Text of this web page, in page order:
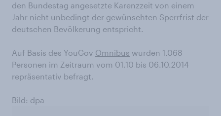
den Bundestag angesetzte Karenzzeit von einem
Jahr nicht unbedingt der gewünschten Sperrfrist der
deutschen Bevölkerung entspricht.
Auf Basis des YouGov Omnibus wurden 1.068
Personen im Zeitraum vom 01.10 bis 06.10.2014
repräsentativ befragt.
Bild: dpa